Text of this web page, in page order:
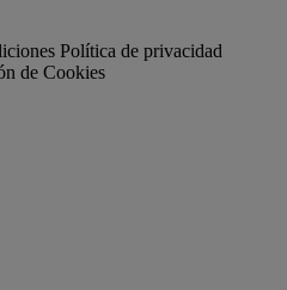
Política de privacidad
de Cookies